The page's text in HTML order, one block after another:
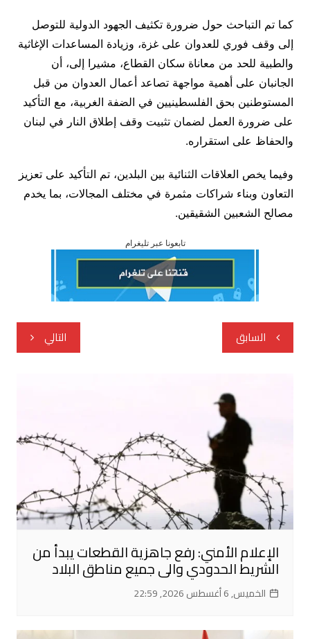
كما تم التباحث حول ضرورة تكثيف الجهود الدولية للتوصل
إلى وقف فوري للعدوان على غزة، وزيادة المساعدات الإغاثية
والطبية للحد من معاناة سكان القطاع، مشيرا إلى، أن
الجانبان على أهمية مواجهة تصاعد أعمال العدوان من قبل
المستوطنين بحق الفلسطينيين في الضفة الغربية، مع التأكيد
على ضرورة العمل لضمان تثبيت وقف إطلاق النار في لبنان
والحفاظ على استقراره.
وفيما يخص العلاقات الثنائية بين البلدين، تم التأكيد على تعزيز
التعاون وبناء شراكات مثمرة في مختلف المجالات، بما يخدم
مصالح الشعبين الشقيقين.
تابعونا عبر تليغرام
تصفّح
المقالات
السابق التالي
الإعلام الأمني: رفع جاهزية القطعات يبدأ من
الشريط الحدودي والى جميع مناطق البلاد
الخميس, 6 أغسطس 2026, 22:59